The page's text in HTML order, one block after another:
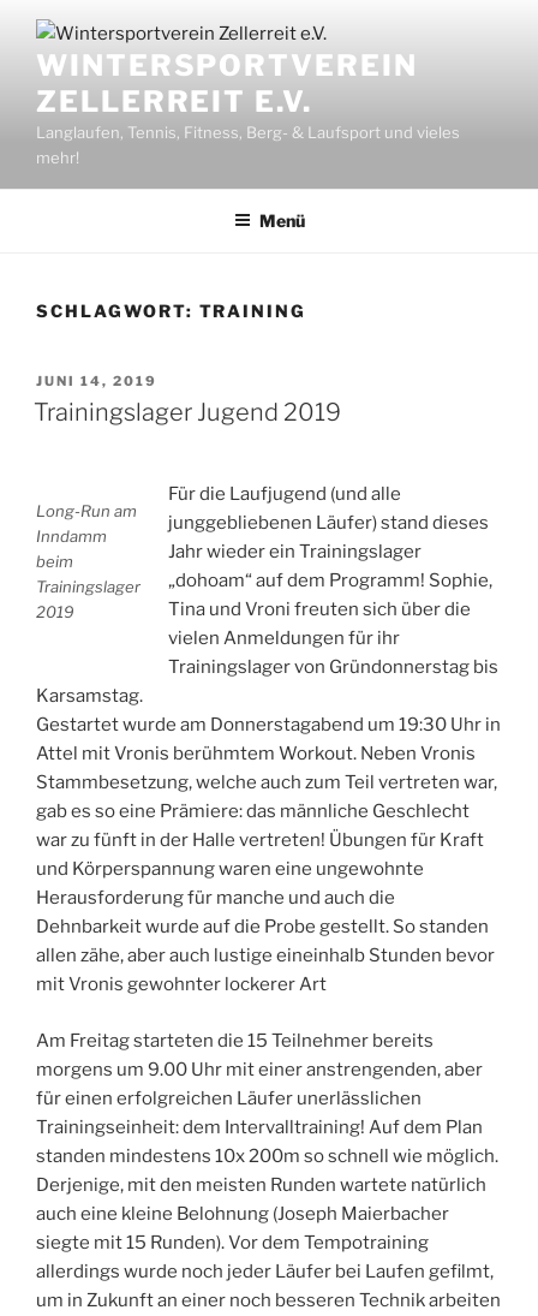
Inhalt
springenWINTERSPORTVEREIN
ZELLERREIT E.V.
Langlaufen, Tennis, Fitness, Berg- & Laufsport und vieles
mehr!
Menü
SCHLAGWORT: TRAINING
VERÖFFENTLICHT
AM
JUNI 14, 2019
Trainingslager Jugend 2019
Long-Run am
Inndamm
beim
Trainingslager
2019
Für die Laufjugend (und alle
junggebliebenen Läufer) stand dieses
Jahr wieder ein Trainingslager
„dohoam“ auf dem Programm! Sophie,
Tina und Vroni freuten sich über die
vielen Anmeldungen für ihr
Trainingslager von Gründonnerstag bis
Karsamstag.
Gestartet wurde am Donnerstagabend um 19:30 Uhr in
Attel mit Vronis berühmtem Workout. Neben Vronis
Stammbesetzung, welche auch zum Teil vertreten war,
gab es so eine Prämiere: das männliche Geschlecht
war zu fünft in der Halle vertreten! Übungen für Kraft
und Körperspannung waren eine ungewohnte
Herausforderung für manche und auch die
Dehnbarkeit wurde auf die Probe gestellt. So standen
allen zähe, aber auch lustige eineinhalb Stunden bevor
mit Vronis gewohnter lockerer Art
Am Freitag starteten die 15 Teilnehmer bereits
morgens um 9.00 Uhr mit einer anstrengenden, aber
für einen erfolgreichen Läufer unerlässlichen
Trainingseinheit: dem Intervalltraining! Auf dem Plan
standen mindestens 10x 200m so schnell wie möglich.
Derjenige, mit den meisten Runden wartete natürlich
auch eine kleine Belohnung (Joseph Maierbacher
siegte mit 15 Runden). Vor dem Tempotraining
allerdings wurde noch jeder Läufer bei Laufen gefilmt,
um in Zukunft an einer noch besseren Technik arbeiten